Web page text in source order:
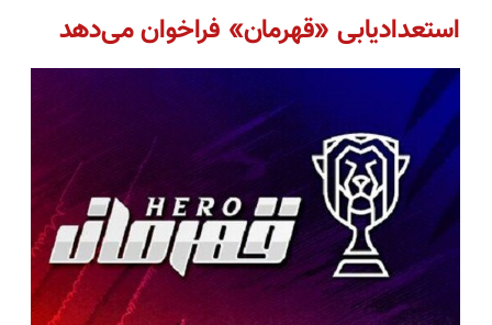
استعدادیابی «قهرمان» فراخوان می‌دهد